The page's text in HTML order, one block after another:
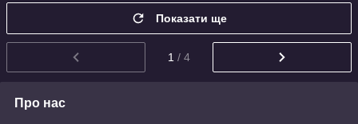
Показати ще
1 / 4
Про нас